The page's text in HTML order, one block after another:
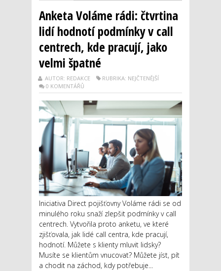
Anketa Voláme rádi: čtvrtina
lidí hodnotí podmínky v call
centrech, kde pracují, jako
velmi špatné
AUTOR: REDAKCE
RUBRIKA: NEJČTENĚJŠÍ
0 KOMENTÁŘŮ
Iniciativa Direct pojišťovny Voláme rádi se od
minulého roku snaží zlepšit podmínky v call
centrech. Vytvořila proto anketu, ve které
zjišťovala, jak lidé call centra, kde pracují,
hodnotí. Můžete s klienty mluvit lidsky?
Musíte se klientům vnucovat? Můžete jíst, pít
a chodit na záchod, kdy potřebuje...